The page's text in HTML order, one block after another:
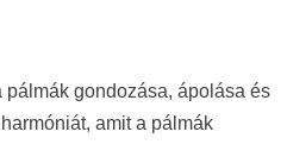
gondozása, ápolása és
amit a pálmák